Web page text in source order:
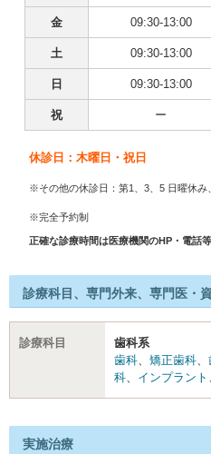
金 09:30-13:00
土 09:30-13:00
日 09:30-13:00
祝 ー
休診日：木曜日・祝日
※その他の休診日：第1、3、5 日曜休み
※完全予約制
正確な診療時間は医療機関のHP・電話
診療科目、専門外来、専門医・
診療科目
歯科系
歯科
矯正歯科
科
インプラント
実施治療